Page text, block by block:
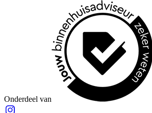
Onderdeel van